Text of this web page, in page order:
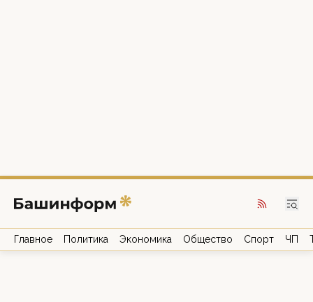
Главное Политика Экономика Общество Спорт ЧП